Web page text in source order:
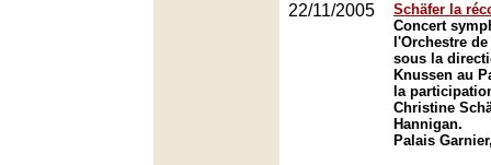
22/11/2005
Schäfer la
Concert
l'Orchestre
sous la
Knussen au
la
Christine
Hannigan.
Palais